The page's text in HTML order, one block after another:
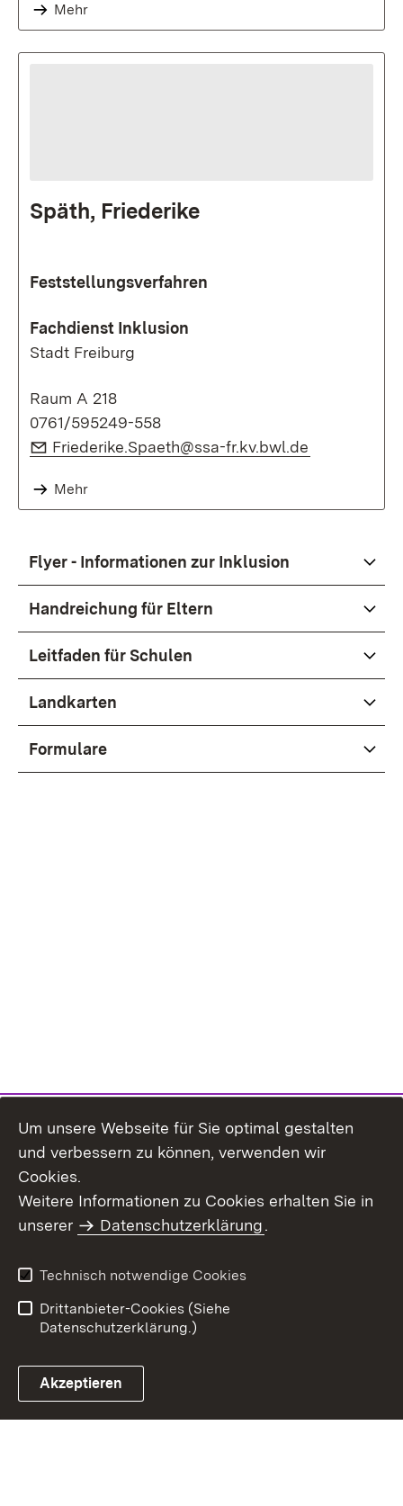
Mehr
Späth, Friederike
Feststellungsverfahren
Fachdienst Inklusion
Stadt Freiburg
Raum A 218
0761/595249-558
E-Mail:
Friederike.Spaeth@ssa-fr.kv.bwl.de
Mehr
Flyer - Informationen zur Inklusion
Handreichung für Eltern
Leitfaden für Schulen
Landkarten
Formulare
Benutzungshinweise
Erklärung zur
Um unsere Webseite für Sie optimal gestalten
und verbessern zu können, verwenden wir
Cookies.
Weitere Informationen zu Cookies erhalten Sie in
unserer
Datenschutzerklärung.
Technisch notwendige Cookies
Drittanbieter-Cookies (Siehe
Datenschutzerklärung.)
Akzeptieren